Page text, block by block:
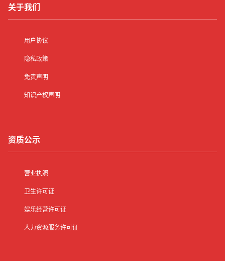
关于我们
用户协议
隐私政策
免责声明
知识产权声明
资质公示
营业执照
卫生许可证
娱乐经营许可证
人力资源服务许可证